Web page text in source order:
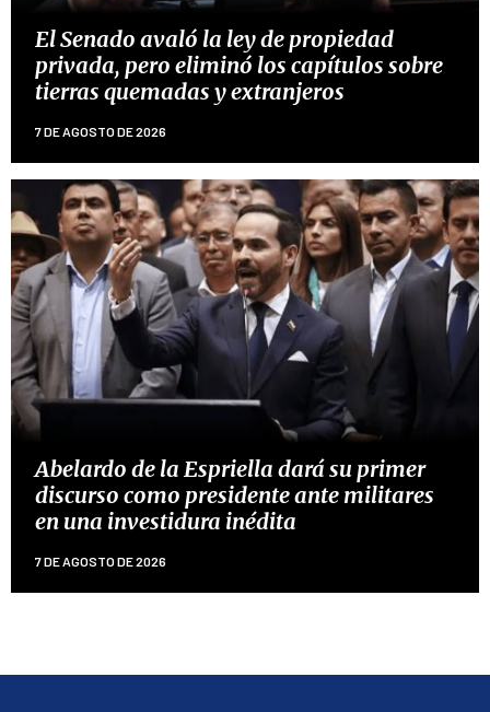
El Senado avaló la ley de propiedad
privada, pero eliminó los capítulos sobre
tierras quemadas y extranjeros
7 DE AGOSTO DE 2026
Abelardo de la Espriella dará su primer
discurso como presidente ante militares
en una investidura inédita
7 DE AGOSTO DE 2026